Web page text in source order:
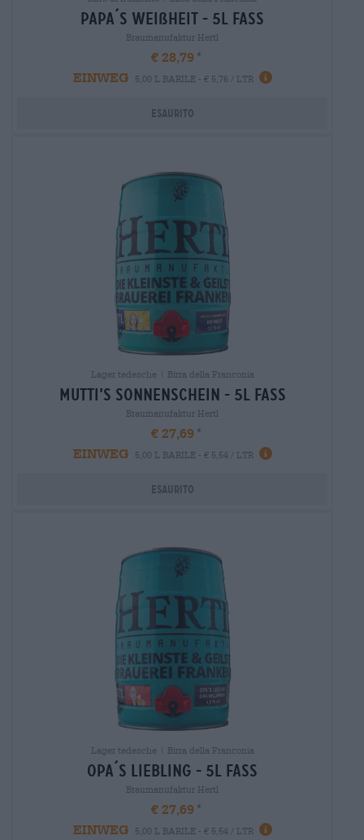
papa´s weißheit - 5l fass
Braumanufaktur Hertl
€ 28,79
EINWEG
5,00 L BARILE - € 5,76 / LTR
Esaurito
Lager tedesche | Birra della Franconia
mutti’s sonnenschein - 5l fass
Braumanufaktur Hertl
€ 27,69
EINWEG
5,00 L BARILE - € 5,54 / LTR
Esaurito
Lager tedesche | Birra della Franconia
opa´s liebling - 5l fass
Braumanufaktur Hertl
€ 27,69
EINWEG
5,00 L BARILE - € 5,54 / LTR